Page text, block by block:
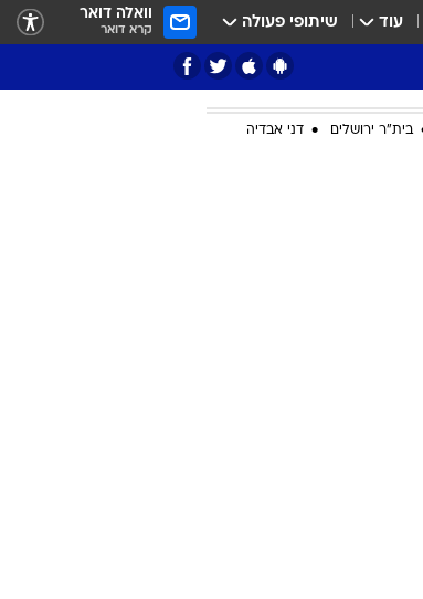
עוד שיתופי פעולה וואלה דואר
קרא דואר
בית"ר ירושלים דני אבדיה